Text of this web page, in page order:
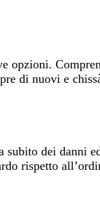
di nuovi e
dei danni
rispetto